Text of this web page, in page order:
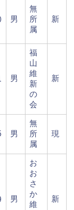
男
無
所
属
新
男
福
山
維
新
の
会
新
男
無
所
属
現
男
お
お
さ
か
維
新